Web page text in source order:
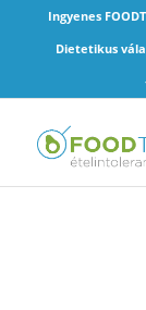
Ingyenes
Dietetikus